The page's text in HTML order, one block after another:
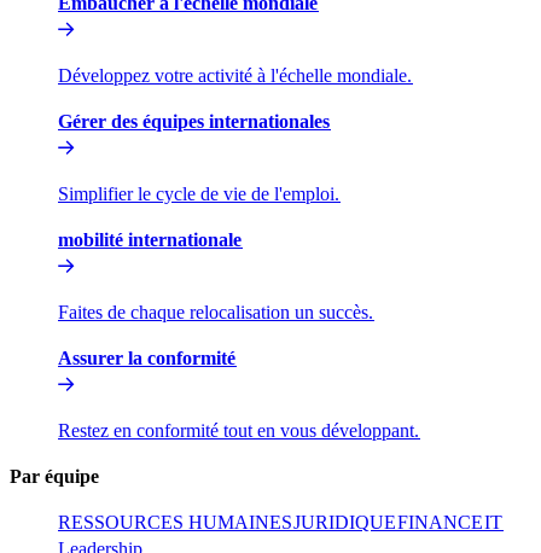
Développez votre activité à l'échelle mondiale.​​
Gérer des équipes internationales​​
Simplifier le cycle de vie de l'emploi.​​
mobilité internationale​​
Faites de chaque relocalisation un succès.​​
Assurer la conformité​​
Restez en conformité tout en vous développant.​​
Par équipe​​
RESSOURCES HUMAINES​​JURIDIQUE​​FINANCE​​IT​​
Leadership​​